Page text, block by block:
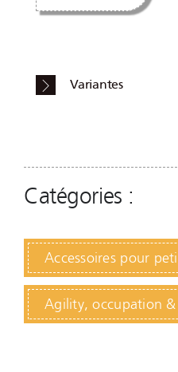
Variantes
Catégories :
Accessoires pour
Agility, occupation